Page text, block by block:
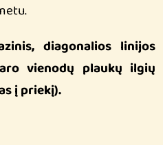
diagonalios linijos
vienodų plaukų ilgių
į priekį).